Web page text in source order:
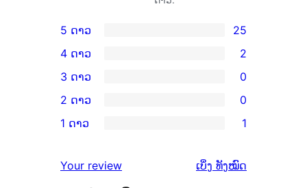
ການ
ວິຈານ
5
ດາວ
ຈຳນວນ
ລາຍການ
5 ດາວ 25
ວິຈານ
4
ດາວ
2
4 ດາວ 2
ການ
ວິຈານ
3
ຈຳນວນ
3 ດາວ 0
ວິຈານ
ດາວ
2 ດາວ 0
1
1 ດາວ 1
Your review ເບິ່ງ ຄຳ
ທັງໝົດ